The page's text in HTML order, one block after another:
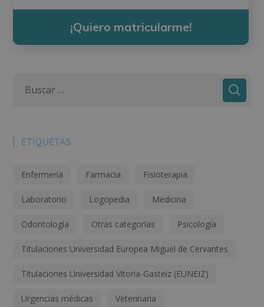
¡Quiero matricularme!
ETIQUETAS
Enfermería Farmacia Fisioterapia
Laboratorio Logopedia Medicina
Odontología Otras categorías Psicología
Titulaciones Universidad Europea Miguel de Cervantes
Titulaciones Universidad Vitoria-Gasteiz (EUNEIZ)
Urgencias médicas Veterinaria